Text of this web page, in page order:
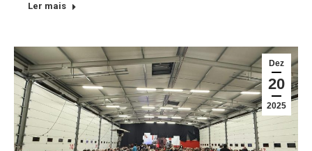
Ler mais
Dez
20
2025